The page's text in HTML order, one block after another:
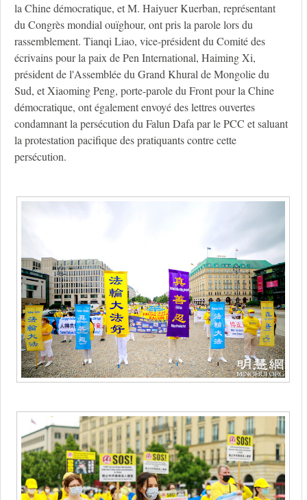
la Chine démocratique, et M. Haiyuer Kuerban, représentant
du Congrès mondial ouïghour, ont pris la parole lors du
rassemblement. Tianqi Liao, vice-président du Comité des
écrivains pour la paix de Pen International, Haiming Xi,
président de l'Assemblée du Grand Khural de Mongolie du
Sud, et Xiaoming Peng, porte-parole du Front pour la Chine
démocratique, ont également envoyé des lettres ouvertes
condamnant la persécution du Falun Dafa par le PCC et saluant
la protestation pacifique des pratiquants contre cette
persécution.